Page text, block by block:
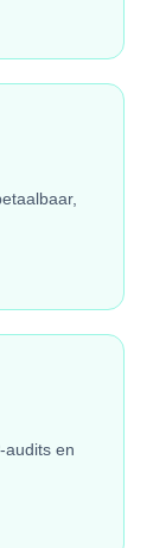
audits en